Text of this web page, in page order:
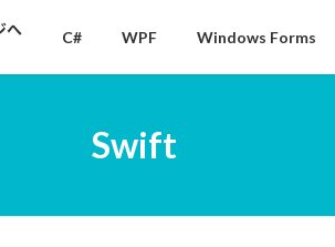
へ C# WPF Windows Forms
Swift